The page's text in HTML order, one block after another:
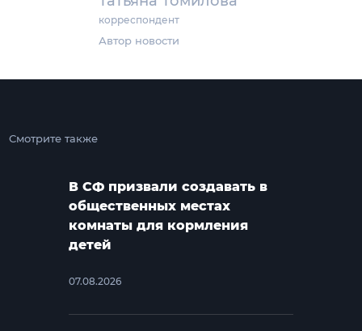
корреспондент
Автор новости
Смотрите также
В СФ призвали создавать в
общественных местах
комнаты для кормления
детей
07.08.2026